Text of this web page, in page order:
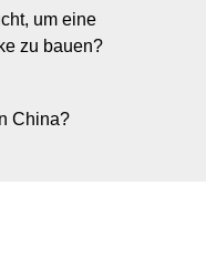
um eine
zu bauen?
China?